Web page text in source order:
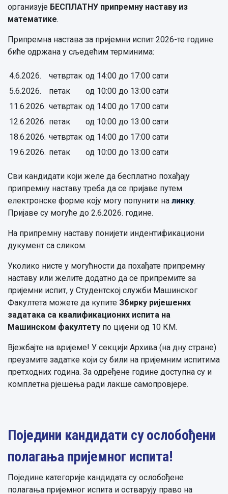
организује БЕСПЛАТНУ припремну наставу из
математике.
Припремна настава за пријемни испит 2026-те године
биће одржана у сљедећим терминима:
4.6.2026. четвртак од 14:00 до 17:00 сати
5.6.2026.
петак
од 10:00 до 13:00 сати
11.6.2026. четвртак од 14:00 до 17:00 сати
12.6.2026. петак
од 10:00 до 13:00 сати
18.6.2026. четвртак од 14:00 до 17:00 сати
19.6.2026. петак од 10:00 до 13:00 сати
Сви кандидати који желе да бесплатно похађају
припремну наставу треба да се пријаве путем
електронске форме коју могу попунити на линку.
Пријаве су могуће до 2.6.2026. године.
На припремну наставу понијети индентификациони
дукумент са сликом.
Уколико нисте у могућности да похађате припремну
наставу или желите додатно да се припремите за
пријемни испит, у Студентској служби Машинског
Факултета можете да купите Збирку ријешених
задатака са квалификационих испита на
Машинском факултету по цијени од 10 КМ.
Вјежбајте на вријеме! У секцији Архива (на дну стране)
преузмите задатке који су били на пријемним испитима
претходних година. За одређене године доступна су и
комплетна рјешења ради лакше самопровјере.
Поједини кандидати су ослобођени
полагања пријемног испита!
Поједине категорије кандидата су ослобођене
полагања пријемног испита и остварују право на